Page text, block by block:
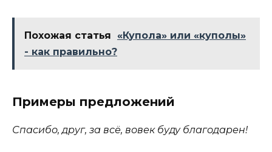
Похожая статья
«Купола» или «куполы»
- как правильно?
Примеры предложений
Спасибо, друг, за всё, вовек буду благодарен!